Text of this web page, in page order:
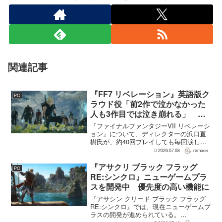
関連記事
PC
『FF7 リベレーション』英語版ク
ラウド役「前2作で泣かなかった
人も3作目では泣き崩れる」 浜
口Dも約40回泣いたクラウドの重
要場面に言及
『ファイナルファンタジーVII リベレーシ
ョン』について、ディレクターの浜口直
樹氏が、約40回プレイしても毎回涙した
というクラウドの重要な場面について語
氏も、「最初の2作で泣かなかった人も...
2026.07.08 remoon
PC
『アサクリ ブラック フラッグ
RE:シンクロ』ニューゲームプラ
スを開発中 優先度の高い機能に
『アサシン クリード ブラック フラッグ
RE:シンクロ』では、現在ニューゲームプ
ラスの開発が進められている。